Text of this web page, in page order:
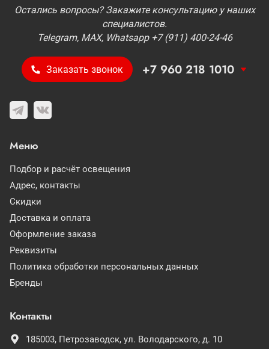
Остались вопросы? Закажите консультацию у наших
специалистов.
Telegram, MAX, Whatsapp +7 (911) 400-24-46
Заказать звонок +7 960 218 1010
Меню
Подбор и расчёт освещения
Адрес, контакты
Скидки
Доставка и оплата
Оформление заказа
Реквизиты
Политика обработки персональных данных
Бренды
Контакты
185003, Петрозаводск, ул. Володарского, д. 10